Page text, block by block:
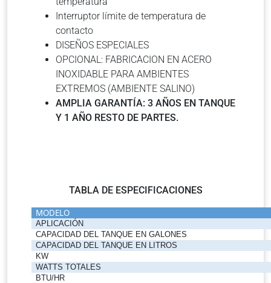
Interruptor límite de temperatura de
contacto
DISEÑOS ESPECIALES
OPCIONAL: FABRICACION EN ACERO
INOXIDABLE PARA AMBIENTES
EXTREMOS (AMBIENTE SALINO)
AMPLIA GARANTÍA: 3 AÑOS EN TANQUE
Y 1 AÑO RESTO DE PARTES.
TABLA DE ESPECIFICACIONES
MODELO
APLICACIÓN
CAPACIDAD DEL TANQUE EN GALONES
CAPACIDAD DEL TANQUE EN LITROS
KW
WATTS TOTALES
BTU/HR